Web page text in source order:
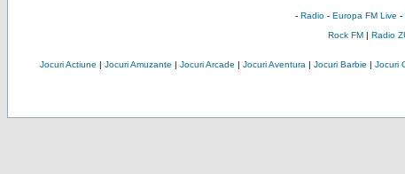
- Radio- Europa FM Live -
Rock FM| Radio
Jocuri Actiune | Jocuri Amuzante | Jocuri Arcade | Jocuri Aventura | Jocuri Barbie | Jocuri